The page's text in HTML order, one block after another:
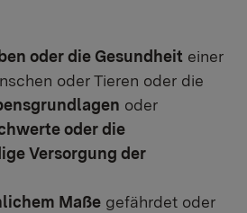
oder die Gesundheit einer
oder Tieren oder die
oder
oder die
Versorgung der
Maße gefährdet oder